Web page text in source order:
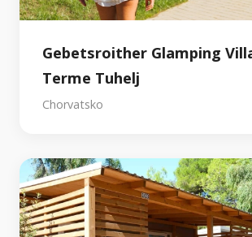
Gebetsroither Glamping
Terme Tuhelj
Chorvatsko